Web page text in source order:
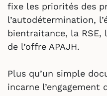
fixe les priorités des
l’autodétermination,
bientraitance, la RSE,
de l’offre APAJH.
Plus qu’un simple
incarne l’engagement